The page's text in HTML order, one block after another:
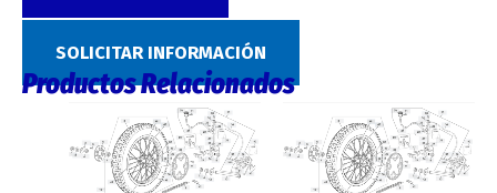
SOLICITAR INFORMACIÓN
Productos Relacionados